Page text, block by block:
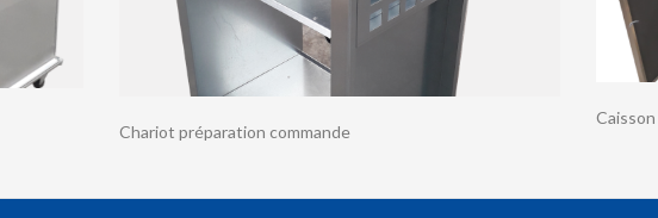
Chariot préparation commande